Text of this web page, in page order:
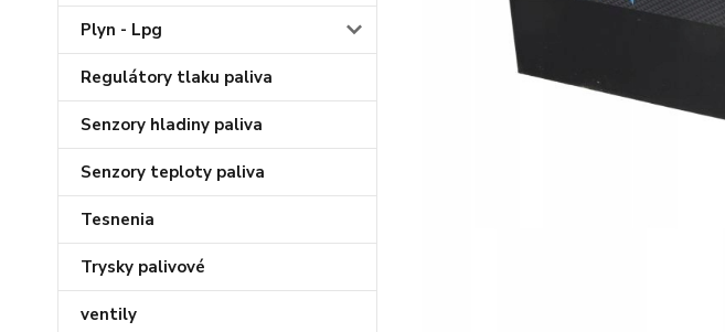
Plyn - Lpg
Regulátory tlaku paliva
Senzory hladiny paliva
Senzory teploty paliva
Tesnenia
Trysky palivové
ventily